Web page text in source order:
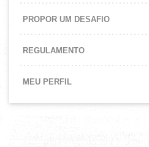
PROPOR UM DESAFIO
REGULAMENTO
MEU PERFIL